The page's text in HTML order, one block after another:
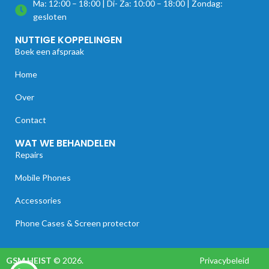
Ma: 12:00 – 18:00 | Di- Za: 10:00 – 18:00 | Zondag:
gesloten
NUTTIGE KOPPELINGEN
Boek een afspraak
Home
Over
Contact
WAT WE BEHANDELEN
Repairs
Mobile Phones
Accessories
Phone Cases & Screen protector
GSM HEIST © 2026.
Privacybeleid